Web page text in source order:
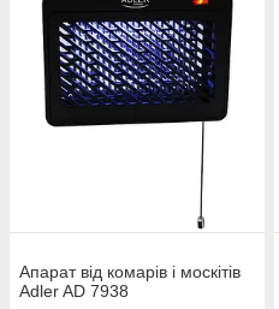
Апарат від комарів і москітів
Adler AD 7938